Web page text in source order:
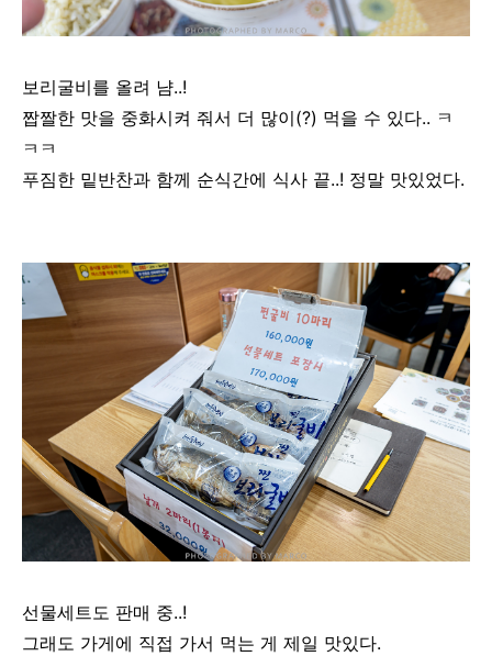
보리굴비를 올려 냠..!
짭짤한 맛을 중화시켜 줘서 더 많이(?) 먹을 수 있다.. ㅋ
ㅋㅋ
푸짐한 밑반찬과 함께 순식간에 식사 끝..! 정말 맛있었다.
선물세트도 판매 중..!
그래도 가게에 직접 가서 먹는 게 제일 맛있다.